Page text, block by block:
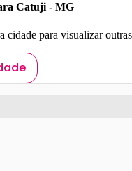
Catuji - MG
cidade para visualizar